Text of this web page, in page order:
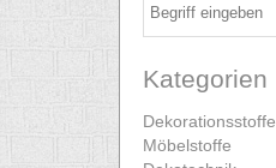
Kategorien
Dekorationsstoffe
Möbelstoffe